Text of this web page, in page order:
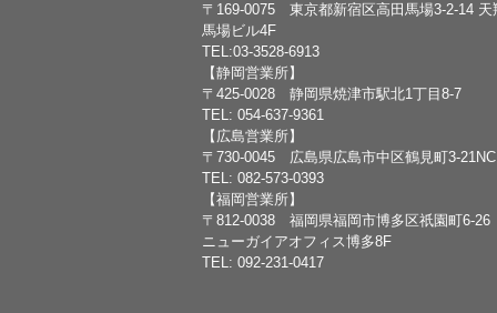
〒169-0075 東京都新宿区高田馬場3-2-14 天
馬場ビル4F
TEL:03-3528-6913
【静岡営業所】
〒425-0028 静岡県焼津市駅北1丁目8-7
TEL: 054-637-9361
【広島営業所】
〒730-0045 広島県広島市中区鶴見町3-
TEL: 082-573-0393
【福岡営業所】
〒812-0038 福岡県福岡市博多区祇園町6-26
ニューガイアオフィス博多8F
TEL: 092-231-0417